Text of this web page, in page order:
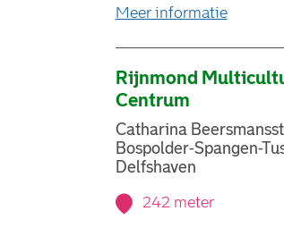
Meer informatieover
Rijnmond
Centrum
Catharina
Bospolder-Spangen-
Delfshaven
242 meter